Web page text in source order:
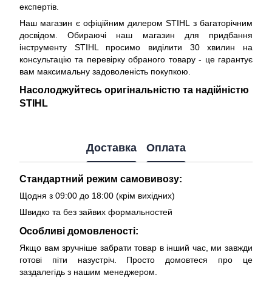
експертів.
Наш магазин є офіційним дилером STIHL з багаторічним
досвідом. Обираючі наш магазин для придбання
інструменту STIHL просимо виділити 30 хвилин на
консультацію та перевірку обраного товару - це гарантує
вам максимальну задоволеність покупкою.
Насолоджуйтесь оригінальністю та надійністю
STIHL
Доставка Оплата
Стандартний режим самовивозу:
Щодня з 09:00 до 18:00 (крім вихідних)
Швидко та без зайвих формальностей
Особливі домовленості:
Якщо вам зручніше забрати товар в інший час, ми завжди
готові піти назустріч. Просто домовтеся про це
заздалегідь з нашим менеджером.